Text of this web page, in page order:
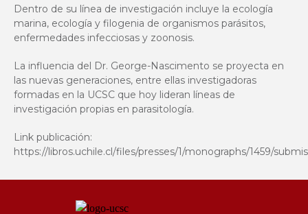
Dentro de su línea de investigación incluye la ecología
marina, ecología y filogenia de organismos parásitos,
enfermedades infecciosas y zoonosis.
La influencia del Dr. George-Nascimento se proyecta en
las nuevas generaciones, entre ellas investigadoras
formadas en la UCSC que hoy lideran líneas de
investigación propias en parasitología.
Link publicación:
https://libros.uchile.cl/files/presses/1/monographs/1459/